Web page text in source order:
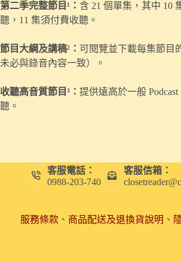
第二季完整節目¹： 含 21 個單集，其中 10
聽，11 集須付費收聽。
節目大綱及講稿²： 可閱覽並下載每集節目
未必與錄音內容一致）。
收聽高音質節目³： 提供遠高於一般
聽。
客服電話：
0988-203-740
客服信箱：
服務條款、 商品配送及退換貨說明 、